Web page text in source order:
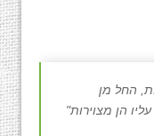
החל מן
הן מצוירות"